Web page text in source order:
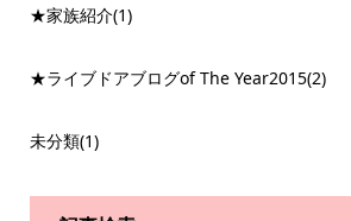
★家族紹介(1)
★ライブドアブログof The Year2015(2)
未分類(1)